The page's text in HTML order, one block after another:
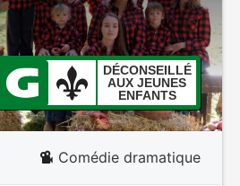
DÉCONSEILLÉ
AUX JEUNES
ENFANTS
Comédie dramatique